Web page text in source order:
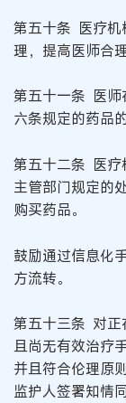
第五十条 医疗机
理，提高医师合
第五十一条 医师
六条规定的药品
第五十二条 医疗
主管部门规定的
购买药品。
鼓励通过信息化
方流转。
第五十三条 对正
且尚无有效治疗
并且符合伦理原
监护人签署知情